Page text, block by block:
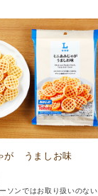
が うましお味
ソンではお取り扱いのない